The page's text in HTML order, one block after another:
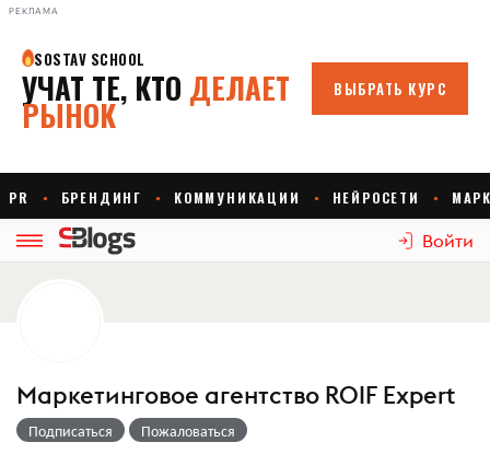
РЕКЛАМА
Войти
Маркетинговое агентство ROIF Expert
Подписаться Пожаловаться